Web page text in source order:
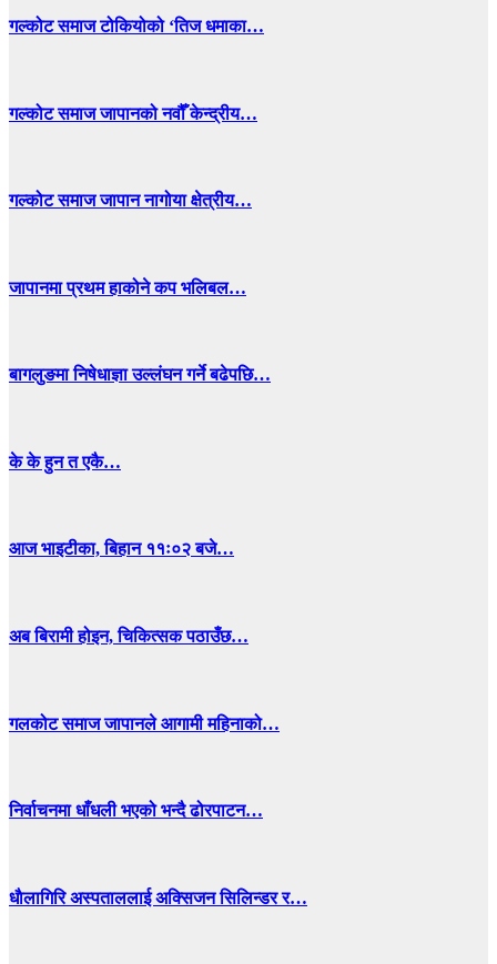
गल्कोट समाज टोकियोको ‘तिज धमाका…
गल्कोट समाज जापानको नवौँ केन्द्रीय…
गल्कोट समाज जापान नागोया क्षेत्रीय…
जापानमा प्रथम हाकोने कप भलिबल…
बागलुङमा निषेधाज्ञा उल्लंघन गर्ने बढेपछि…
के के हुन त एकै…
आज भाइटीका, बिहान ११ः०२ बजे…
अब बिरामी होइन, चिकित्सक पठाउँछ…
गलकोट समाज जापानले आगामी महिनाको…
निर्वाचनमा धाँधली भएको भन्दै ढोरपाटन…
धाैलागिरि अस्पताललाई अक्सिजन सिलिन्डर र…